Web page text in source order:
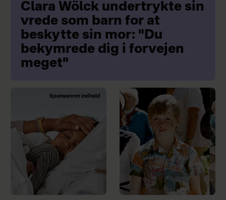
Clara Wölck undertrykte sin
vrede som barn for at
beskytte sin mor: "Du
bekymrede dig i forvejen
meget"
Sponsoreret indhold